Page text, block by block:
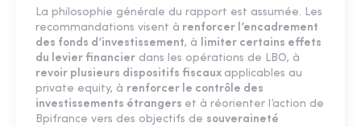
La philosophie générale du rapport est assumée. Les
recommandations visent à renforcer l’encadrement
des fonds d’investissement, à limiter certains effets
du levier financier dans les opérations de LBO, à
revoir plusieurs dispositifs fiscaux applicables au
private equity, à renforcer le contrôle des
investissements étrangers et à réorienter l’action de
Bpifrance vers des objectifs de souveraineté